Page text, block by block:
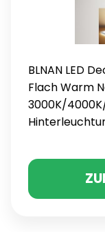
BLNAN LED
Flach Warm
3000K/